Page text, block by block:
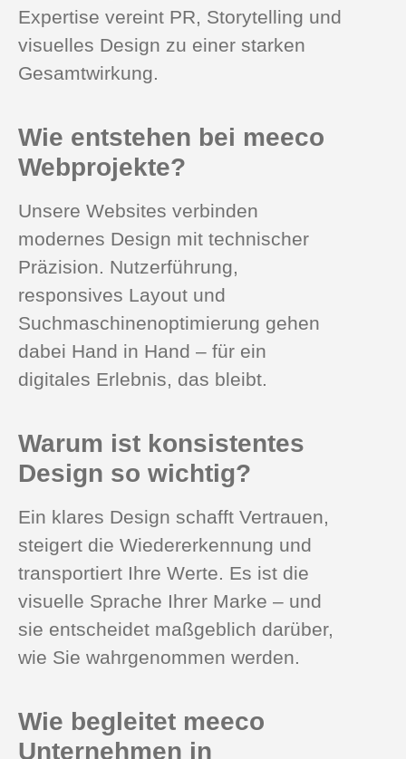
Expertise vereint PR, Storytelling und
visuelles Design zu einer starken
Gesamtwirkung.
Wie entstehen bei meeco
Webprojekte?
Unsere Websites verbinden
modernes Design mit technischer
Präzision. Nutzerführung,
responsives Layout und
Suchmaschinenoptimierung gehen
dabei Hand in Hand – für ein
digitales Erlebnis, das bleibt.
Warum ist konsistentes
Design so wichtig?
Ein klares Design schafft Vertrauen,
steigert die Wiedererkennung und
transportiert Ihre Werte. Es ist die
visuelle Sprache Ihrer Marke – und
sie entscheidet maßgeblich darüber,
wie Sie wahrgenommen werden.
Wie begleitet meeco
Unternehmen in